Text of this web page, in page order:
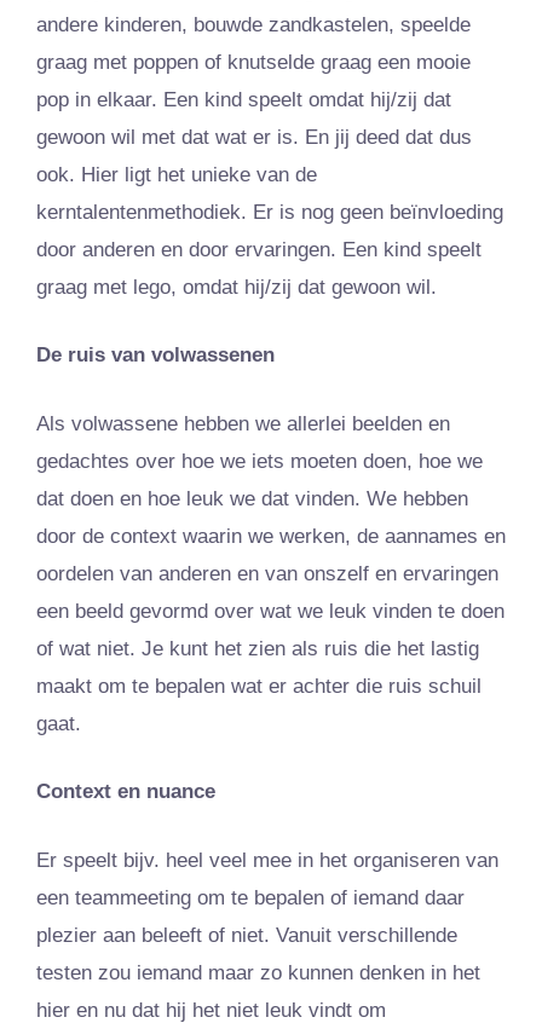
andere kinderen, bouwde zandkastelen, speelde
graag met poppen of knutselde graag een mooie
pop in elkaar. Een kind speelt omdat hij/zij dat
gewoon wil met dat wat er is. En jij deed dat dus
ook. Hier ligt het unieke van de
kerntalentenmethodiek. Er is nog geen beïnvloeding
door anderen en door ervaringen. Een kind speelt
graag met lego, omdat hij/zij dat gewoon wil.
De ruis van volwassenen
Als volwassene hebben we allerlei beelden en
gedachtes over hoe we iets moeten doen, hoe we
dat doen en hoe leuk we dat vinden. We hebben
door de context waarin we werken, de aannames en
oordelen van anderen en van onszelf en ervaringen
een beeld gevormd over wat we leuk vinden te doen
of wat niet. Je kunt het zien als ruis die het lastig
maakt om te bepalen wat er achter die ruis schuil
gaat.
Context en nuance
Er speelt bijv. heel veel mee in het organiseren van
een teammeeting om te bepalen of iemand daar
plezier aan beleeft of niet. Vanuit verschillende
testen zou iemand maar zo kunnen denken in het
hier en nu dat hij het niet leuk vindt om